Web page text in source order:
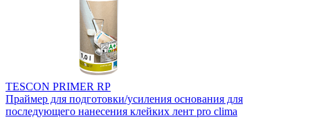
TESCON PRIMER RP
Праймер для подготовки/усиления основания для
последующего нанесения клейких лент pro clima